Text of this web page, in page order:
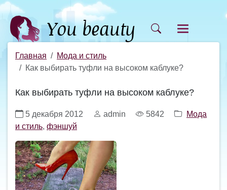
Главная
Мода и стиль
Как выбирать туфли на высоком каблуке?
Как выбирать туфли на высоком каблуке?
5 декабря 2012 admin 5842
Мода
и стиль, фэншуй